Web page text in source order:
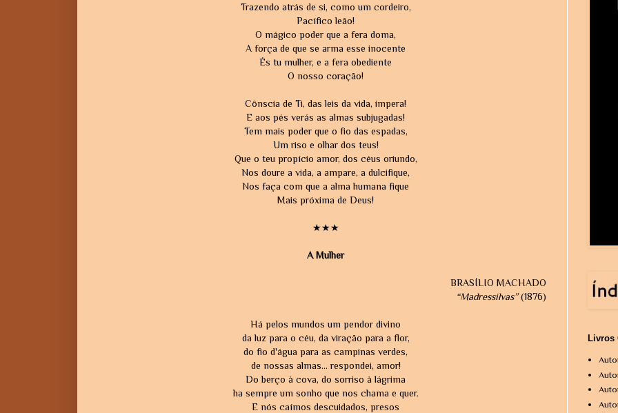
Trazendo atrás de si, como um cordeiro,
Pacífico leão!
O mágico poder que a fera doma,
A força de que se arma esse inocente
És tu mulher, e a fera obediente
O nosso coração!
Cônscia de Ti, das leis da vida, impera!
E aos pés verás as almas subjugadas!
Tem mais poder que o fio das espadas,
Um riso e olhar dos teus!
Que o teu propício amor, dos céus oriundo,
Nos doure a vida, a ampare, a dulcifique,
Nos faça com que a alma humana fique
Mais próxima de Deus!
★★★
A Mulher
BRASÍLIO MACHADO
“Madressilvas”(1876)
Há pelos mundos um pendor divino
da luz para o céu, da viração para a flor,
do fio d'água para as campinas verdes,
de nossas almas... respondei, amor!
Do berço à cova, do sorriso à lágrima
ha sempre um sonho que nos chama e quer.
E nós caímos descuidados, presos
Livros